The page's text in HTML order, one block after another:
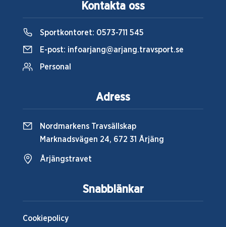
Snabblänkar
Cookiepolicy
Kontakta oss
Sportkontoret: 0573-711 545
E-post: infoarjang@arjang.travsport.se
Personal
Adress
Nordmarkens Travsällskap
Marknadsvägen 24, 672 31 Årjäng
Årjängstravet